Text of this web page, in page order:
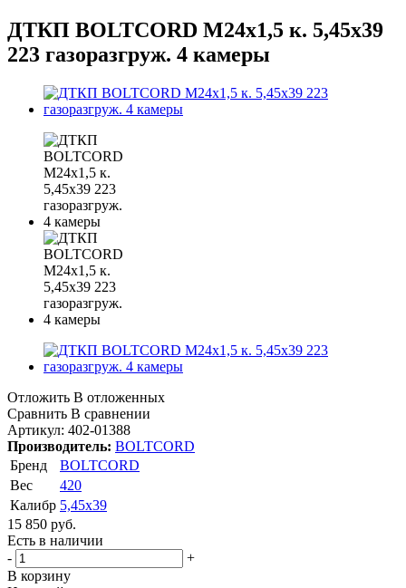
ДТКП BOLTCORD М24х1,5 к. 5,45х39
223 газоразгруж. 4 камеры
Отложить В отложенных
Сравнить В сравнении
Артикул: 402-01388
Производитель: BOLTCORD
Бренд
BOLTCORD
Вес
420
Калибр 5,45х39
15 850 руб.
Есть в наличии
-
+
В корзину